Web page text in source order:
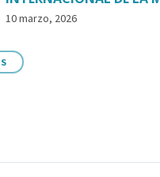
10 marzo, 2026